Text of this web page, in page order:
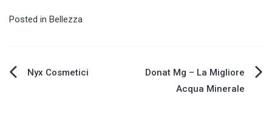
Posted in Bellezza
Navigazione
Nyx Cosmetici
Donat Mg – La Migliore
Acqua Minerale